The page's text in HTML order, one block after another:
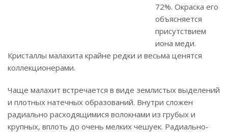
72%. Окраска его
объясняется
присутствием
иона меди.
Кристаллы малахита крайне редки и весьма ценятся
коллекционерами.
Чаще малахит встречается в виде землистых выделений
и плотных натечных образований. Внутри сложен
радиально расходящимися волокнами из грубых и
крупных, вплоть до очень мелких чешуек. Радиально-